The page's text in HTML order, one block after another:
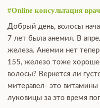
#Online консультация
Добрый день, волосы
7 лет была анемия. В
железа. Анемии нет
155, железо тоже
волосы? Вернется ли
митеравел- это
луковицы за это время